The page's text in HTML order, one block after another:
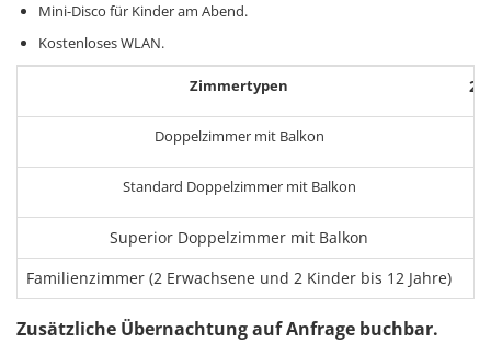
Mini-Disco für Kinder am Abend.
Kostenloses WLAN.
Zimmertypen
Doppelzimmer mit Balkon
Standard Doppelzimmer mit Balkon
Superior Doppelzimmer mit Balkon
Familienzimmer (2 Erwachsene und 2 Kinder bis 12 Jahre)
Zusätzliche Übernachtung auf Anfrage buchbar.